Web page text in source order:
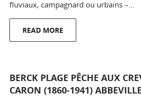
fluviaux, campagnard ou urbains –…
READ MORE
BERCK PLAGE PÊCHE AUX
CARON (1860-1941)